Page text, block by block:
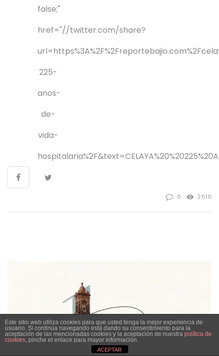
false;"
href="//twitter.com/share?
225-
anos-
de-
vida-
hospitalaria%2F&text=
0 2610
Este sitio web utiliza cookies para que usted tenga la mejor experiencia de
usuario. Si continúa navegando está dando su consentimiento para la
aceptación de las mencionadas cookies y la aceptación de nuestra política de
cookies, pinche el enlace para mayor información.
ACEPTAR